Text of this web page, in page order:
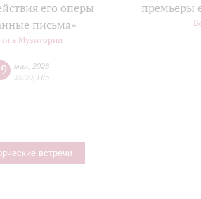
его оперы
письма»
в Музитории
мая, 2026
18:30, Пт
премьеры
встречи